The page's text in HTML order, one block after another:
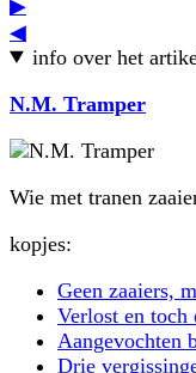
▶
◀
info over het
N.M. Tramper
Wie met tranen
kopjes:
Geen zaaiers,
Verlost en toch
Aangevochten
Drie